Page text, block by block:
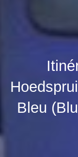
Bleu